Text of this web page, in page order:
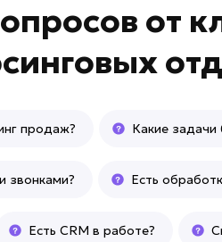
от
продаж? Какие
звонками? Есть
Есть CRM в работе?